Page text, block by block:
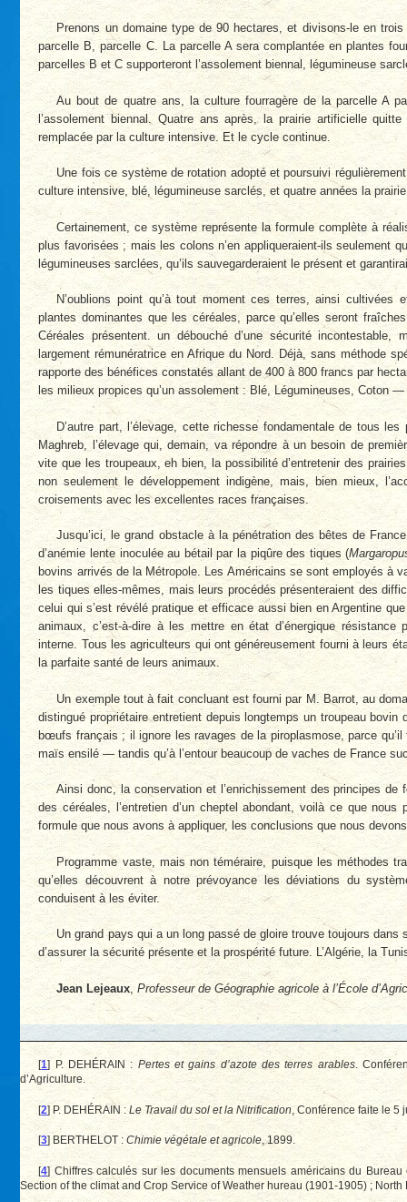
Prenons un domaine type de 90 hectares, et divisons-le en
parcelle B, parcelle C. La parcelle A sera complantée en plantes
parcelles B et C supporteront l’assolement biennal, légumineuse
Au bout de quatre ans, la culture fourragère de la parcelle A
l’assolement biennal. Quatre ans après, la prairie artificielle
remplacée par la culture intensive. Et le cycle continue.
Une fois ce système de rotation adopté et poursuivi
culture intensive, blé, légumineuse sarclés, et quatre années la
Certainement, ce système représente la formule complète à
plus favorisées ; mais les colons n’en appliqueraient-ils seulement
légumineuses sarclées, qu’ils sauvegarderaient le présent et
N’oublions point qu’à tout moment ces terres, ainsi cultivées
plantes dominantes que les céréales, parce qu’elles seront
Céréales présentent. un débouché d’une sécurité
largement rémunératrice en Afrique du Nord. Déjà, sans méthode
rapporte des bénéfices constatés allant de 400 à 800 francs par
les milieux propices qu’un assolement : Blé, Légumineuses, Coton
D’autre part, l’élevage, cette richesse fondamentale de tous
Maghreb, l’élevage qui, demain, va répondre à un besoin de
vite que les troupeaux, eh bien, la possibilité d’entretenir des
non seulement le développement indigène, mais, bien mieux,
croisements avec les excellentes races françaises.
Jusqu’ici, le grand obstacle à la pénétration des bêtes de
d’anémie lente inoculée au bétail par la piqûre des tiques (
bovins arrivés de la Métropole. Les Américains se sont employés à
les tiques elles-mêmes, mais leurs procédés présenteraient des
celui qui s’est révélé pratique et efficace aussi bien en Argentine
animaux, c’est-à-dire à les mettre en état d’énergique résistance
interne. Tous les agriculteurs qui ont généreusement fourni à leurs
la parfaite santé de leurs animaux.
Un exemple tout à fait concluant est fourni par M. Barrot, au
distingué propriétaire entretient depuis longtemps un troupeau
bœufs français ; il ignore les ravages de la piroplasmose, parce
maïs ensilé — tandis qu’à l’entour beaucoup de vaches de France
Ainsi donc, la conservation et l’enrichissement des principes
des céréales, l’entretien d’un cheptel abondant, voilà ce que
formule que nous avons à appliquer, les conclusions que nous
Programme vaste, mais non téméraire, puisque les méthodes
qu’elles découvrent à notre prévoyance les déviations du
conduisent à les éviter.
Un grand pays qui a un long passé de gloire trouve toujours
d’assurer la sécurité présente et la prospérité future. L’Algérie, la
Jean Lejeaux ,Professeur de Géographie agricole à l’École
[1] P. DEHÉRAIN : Pertes et gains d’azote des terres arables.
d’Agriculture.
[2] P. DEHÉRAIN :Le Travail du sol et la Nitrification, Conférence faite le 5
[3] BERTHELOT :Chimie végétale et agricole, 1899.
[4] Chiffres calculés sur les documents mensuels américains du
Section of the climat and Crop Service of Weather hureau (1901-1905) ; North